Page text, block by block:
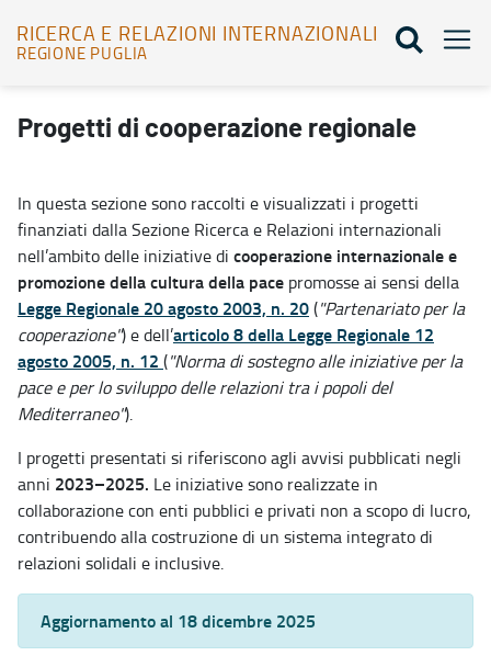
RICERCA E RELAZIONI INTERNAZIONALI
REGIONE PUGLIA
Progetti di cooperazione regionale - Ricerca e relazioni
Progetti di cooperazione regionale
In questa sezione sono raccolti e visualizzati i progetti
finanziati dalla Sezione Ricerca e Relazioni internazionali
nell’ambito delle iniziative di cooperazione internazionale e
promozione della cultura della pace promosse ai sensi della
Legge Regionale 20 agosto 2003, n. 20("Partenariato per la
cooperazione") e dell’articolo 8 della Legge Regionale 12
agosto 2005, n. 12 ("Norma di sostegno alle iniziative per la
pace e per lo sviluppo delle relazioni tra i popoli del
Mediterraneo").
I progetti presentati si riferiscono agli avvisi pubblicati negli
anni 2023–2025. Le iniziative sono realizzate in
collaborazione con enti pubblici e privati non a scopo di lucro,
contribuendo alla costruzione di un sistema integrato di
relazioni solidali e inclusive.
Aggiornamento al 18 dicembre 2025